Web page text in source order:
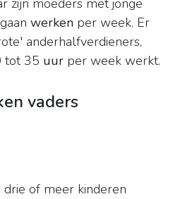
zijn moeders met jonge
werken per week. Er
anderhalfverdieners,
tot 35 uur per week werkt.
vaders
of meer kinderen